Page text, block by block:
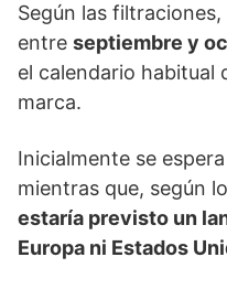
Según las filtraciones,
entre septiembre y
el calendario habitual
marca.
Inicialmente se
mientras que, según
estaría previsto un
Europa ni Estados